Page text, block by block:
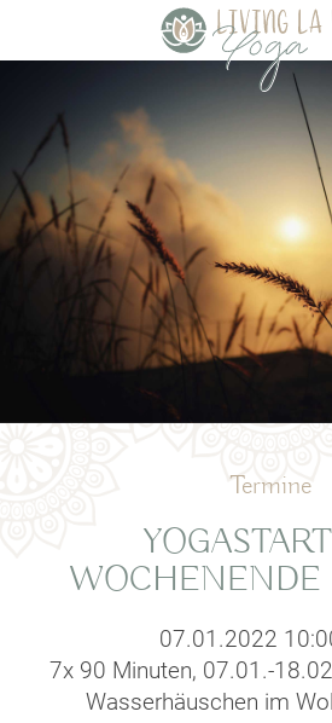
Termine
WOCHENENDE
07.01.2022
7x 90 Minuten, 07.01.-
Wasserhäuschen im